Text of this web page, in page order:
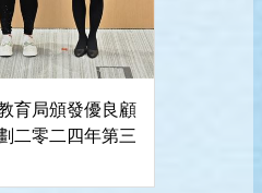
育局頒發優良顧
二零二四年第三